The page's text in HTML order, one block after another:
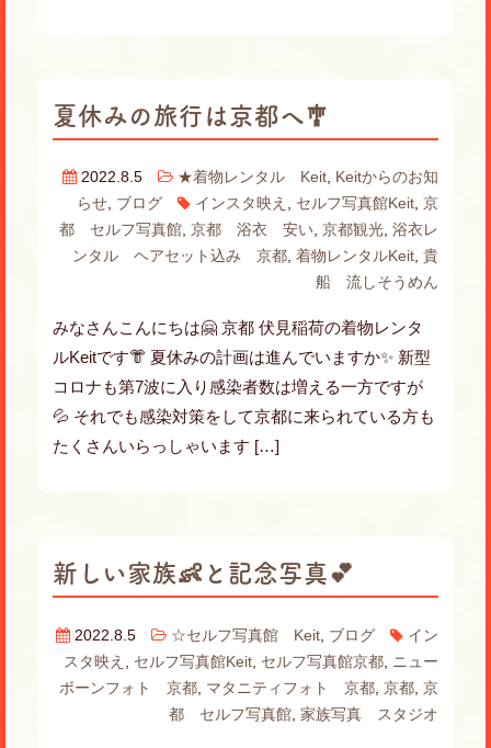
夏休みの旅行は京都へ🎐
2022.8.5 ★着物レンタル Keit, Keitからのお知
らせ, ブログ インスタ映え , セルフ写真館Keit,京
都 セルフ写真館,京都 浴衣 安い,京都観光,浴衣レ
ンタル ヘアセット込み 京都,着物レンタルKeit,貴
船 流しそうめん
みなさんこんにちは🤗 京都 伏見稲荷の着物レンタ
ルKeitです👘 夏休みの計画は進んでいますか✨ 新型
コロナも第7波に入り感染者数は増える一方ですが
💦 それでも感染対策をして京都に来られている方も
たくさんいらっしゃいます […]
新しい家族👶と記念写真💕
2022.8.5 ☆セルフ写真館 Keit ブログ
イン
スタ映え
セルフ写真館Keit セルフ写真館京都
ニュー
ボーンフォト 京都 マタニティフォト 京都 ,京都 ,京
都 セルフ写真館 ,家族写真 スタジオ